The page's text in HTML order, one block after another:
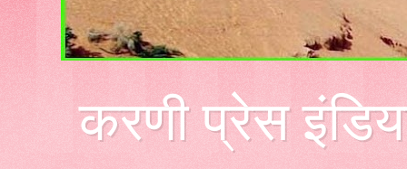
करणी प्रेस